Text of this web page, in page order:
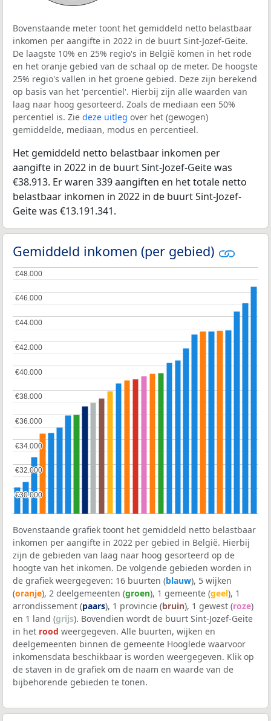
Bovenstaande meter toont het gemiddeld netto belastbaar
inkomen per aangifte in 2022 in de buurt Sint-Jozef-Geite.
De laagste 10% en 25% regio's in België komen in het rode
en het oranje gebied van de schaal op de meter. De hoogste
25% regio's vallen in het groene gebied. Deze zijn berekend
op basis van het 'percentiel'. Hierbij zijn alle waarden van
laag naar hoog gesorteerd. Zoals de mediaan een 50%
percentiel is. Zie deze uitleg over het (gewogen)
gemiddelde, mediaan, modus en percentieel.
Het gemiddeld netto belastbaar inkomen per
aangifte in 2022 in de buurt Sint-Jozef-Geite was
€38.913. Er waren 339 aangiften en het totale netto
belastbaar inkomen in 2022 in de buurt Sint-Jozef-
Geite was €13.191.341.
Gemiddeld inkomen (per gebied)
€30.000
€30.000
€32.000
€32.000
€34.000
€34.000
€36.000
€36.000
€38.000
€38.000
€40.000
€40.000
€42.000
€42.000
€44.000
€44.000
€46.000
€46.000
€48.000
€48.000
Bovenstaande grafiek toont het gemiddeld netto belastbaar
inkomen per aangifte in 2022 per gebied in België. Hierbij
zijn de gebieden van laag naar hoog gesorteerd op de
hoogte van het inkomen. De volgende gebieden worden in
de grafiek weergegeven: 16 buurten (blauw), 5 wijken
(oranje), 2 deelgemeenten (groen), 1 gemeente (geel), 1
arrondissement (paars), 1 provincie (bruin), 1 gewest (roze)
en 1 land (grijs). Bovendien wordt de buurt Sint-Jozef-Geite
in het rood weergegeven. Alle buurten, wijken en
deelgemeenten binnen de gemeente Hooglede waarvoor
inkomensdata beschikbaar is worden weergegeven. Klik op
de staven in de grafiek om de naam en waarde van de
bijbehorende gebieden te tonen.